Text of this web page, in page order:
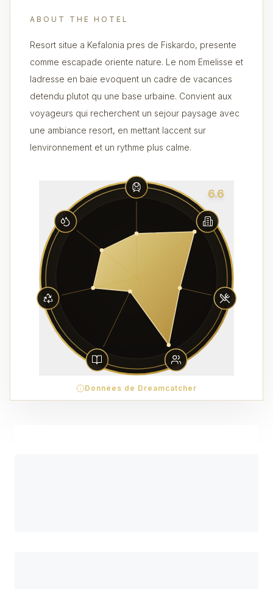
ABOUT THE HOTEL
Resort situe a Kefalonia pres de Fiskardo, presente
comme escapade oriente nature. Le nom Emelisse et
ladresse en baie evoquent un cadre de vacances
detendu plutot qu une base urbaine. Convient aux
voyageurs qui recherchent un sejour paysage avec
une ambiance resort, en mettant laccent sur
lenvironnement et un rythme plus calme.
6.6
Données de Dreamcatcher